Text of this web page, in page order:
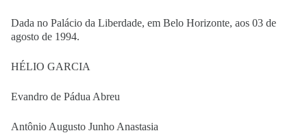
Dada no Palácio da Liberdade, em Belo Horizonte, aos 03 de
agosto de 1994.
HÉLIO GARCIA
Evandro de Pádua Abreu
Antônio Augusto Junho Anastasia